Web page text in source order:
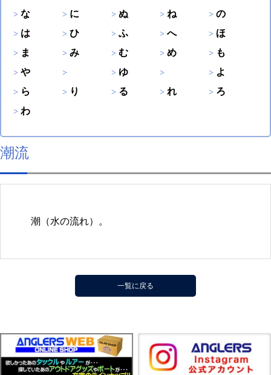
な
に ぬ ね
の
は
ひ ふ へ
ほ
ま
み む め
も
や
ゆ
よ
ら
り る れ
ろ
わ
潮流
潮（水の流れ）。
一覧に戻る